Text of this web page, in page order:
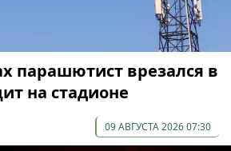
парашютист врезался в
на стадионе
09 АВГУСТА 2026 07:30